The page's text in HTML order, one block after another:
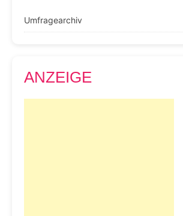
Umfragearchiv
ANZEIGE